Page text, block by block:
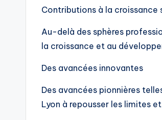
Contributions à la croissance
Au-delà des sphères
la croissance et au
Des avancées innovantes
Des avancées pionnières
Lyon à repousser les limites